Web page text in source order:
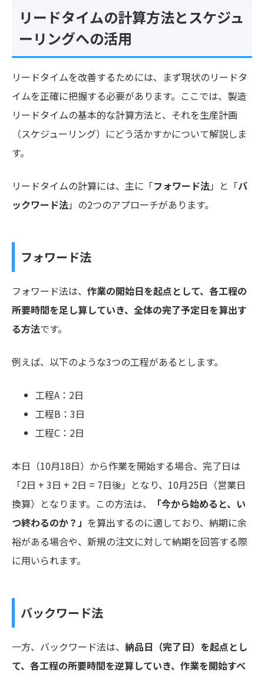
リードタイムの計算方法とスケジュ
ーリングへの活用
リードタイムを改善するためには、まず現状のリードタ
イムを正確に把握する必要があります。ここでは、製造
リードタイムの基本的な計算方法と、それを生産計画
（スケジューリング）にどう活かすかについて解説しま
す。
リードタイムの計算には、主に「フォワード法」と「バ
ックワード法」の2つのアプローチがあります。
フォワード法
フォワード法は、 作業の開始日を起点として、各工程の
所要時間を足し算していき、全体の完了予定日を算出す
る方法です。
例えば、以下のような3つの工程があるとします。
工程A：2日
工程B：3日
工程C：2日
本日（10月18日）から作業を開始する場合、完了日は
「2日 + 3日 + 2日 = 7日後」となり、10月25日（営業日
換算）となります。この方法は、
「今から始めると、い
つ終わるのか？」 を算出するのに適しており、納期に余
裕がある場合や、新規の注文に対して納期を回答する際
に用いられます。
バックワード法
一方、バックワード法は、 納品日（完了日）を起点とし
て、各工程の所要時間を逆算していき、作業を開始すべ